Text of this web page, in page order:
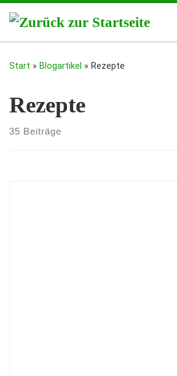
Zum Inhalt springen
Start » Blogartikel » Rezepte
Rezepte
35 Beiträge